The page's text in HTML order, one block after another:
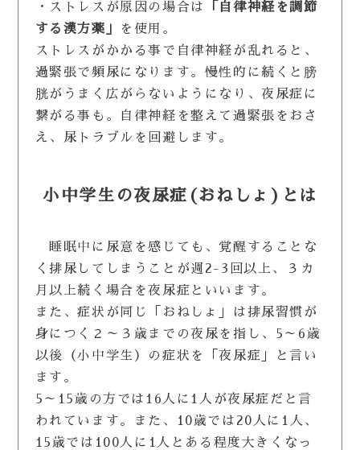
・ストレスが原因の場合は
「自律神経を調節
する漢方薬」
を使用。
ストレスがかかる事で自律神経が乱れると、
過緊張で頻尿になります。慢性的に続くと膀
胱がうまく広がらないようになり、夜尿症に
繋がる事も。自律神経を整えて過緊張をおさ
え、尿トラブルを回避します。
小中学生の夜尿症(おねしょ)とは
睡眠中に尿意を感じても、覚醒することな
く排尿してしまうことが週2-3回以上、３カ
月以上続く場合を夜尿症といいます。
また、症状が同じ「おねしょ」は排尿習慣が
身につく２～３歳までの夜尿を指し、5～6歳
以後（小中学生）の症状を「夜尿症」と言い
ます。
5～15歳の方では16人に1人が夜尿症だと言
われています。また、10歳では20人に1人、
15歳では100人に1人とある程度大きくなっ